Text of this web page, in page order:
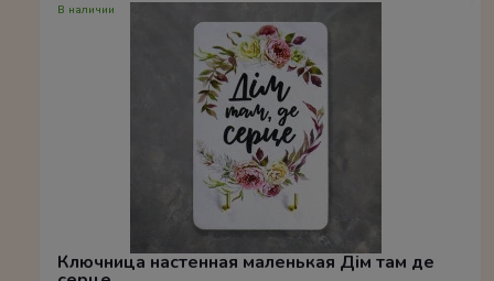
В наличии
Ключница настенная маленькая Дім там де